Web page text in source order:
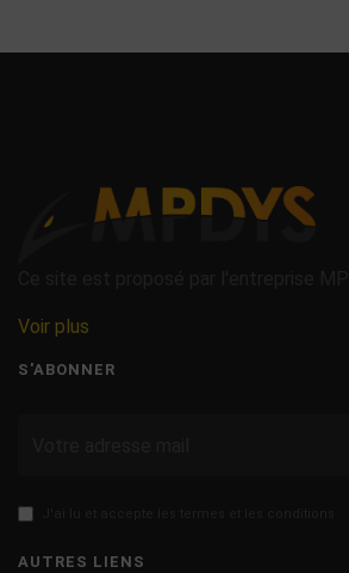
Voir plus
S'ABONNER
AUTRES LIENS